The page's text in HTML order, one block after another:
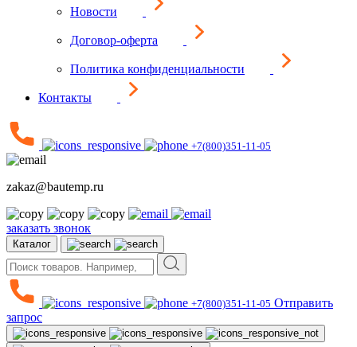
Новости
Договор-оферта
Политика конфиденциальности
Контакты
+7(800)351-11-05
zakaz@bautemp.ru
заказать звонок
Каталог
+7(800)351-11-05 Отправить
запрос